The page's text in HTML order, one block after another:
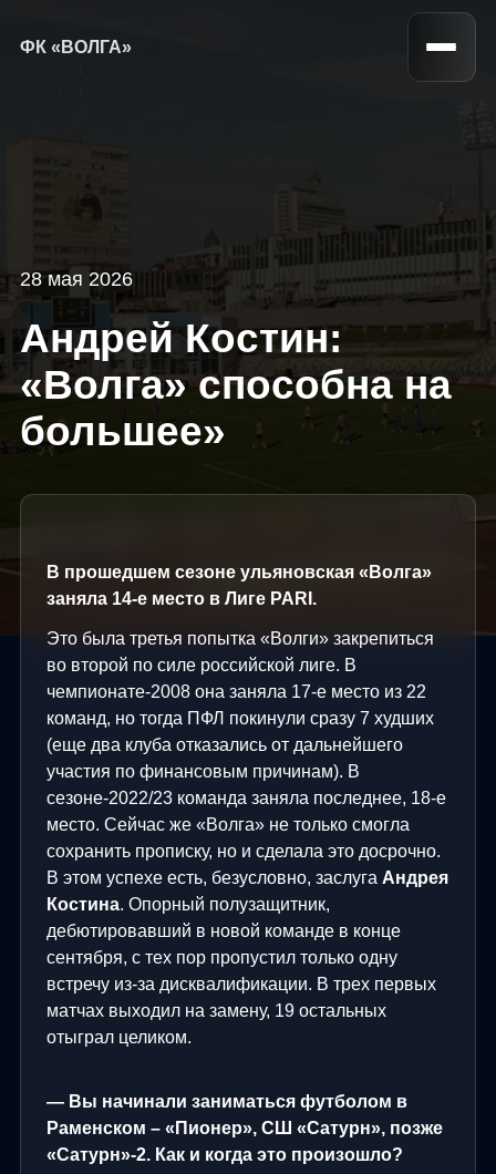
ФК «ВОЛГА»
28 мая 2026
Андрей Костин:
«Волга» способна на
большее»
В прошедшем сезоне ульяновская «Волга»
заняла 14-е место в Лиге PARI.
Это была третья попытка «Волги» закрепиться
во второй по силе российской лиге. В
чемпионате-2008 она заняла 17-е место из 22
команд, но тогда ПФЛ покинули сразу 7 худших
(еще два клуба отказались от дальнейшего
участия по финансовым причинам). В
сезоне-2022/23 команда заняла последнее, 18-е
место. Сейчас же «Волга» не только смогла
сохранить прописку, но и сделала это досрочно.
В этом успехе есть, безусловно, заслуга Андрея
Костина. Опорный полузащитник,
дебютировавший в новой команде в конце
сентября, с тех пор пропустил только одну
встречу из-за дисквалификации. В трех первых
матчах выходил на замену, 19 остальных
отыграл целиком.
— Вы начинали заниматься футболом в
Раменском – «Пионер», СШ «Сатурн», позже
«Сатурн»-2. Как и когда это произошло?